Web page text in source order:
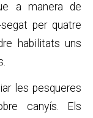
a manera de
per quatre
habilitats uns
les pesqueres
canyís. Els